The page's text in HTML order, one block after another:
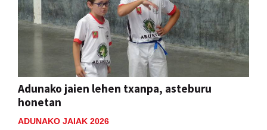
Adunako jaien lehen txanpa, asteburu
honetan
ADUNAKO JAIAK 2026